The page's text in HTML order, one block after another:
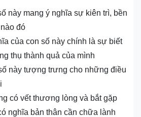
này mang ý nghĩa sự kiên trì, bền
đó
của con số này chính là sự biết
thụ thành quả của mình
này tượng trưng cho những điều
có vết thương lòng và bắt gặp
nghĩa bản thân cần chữa lành